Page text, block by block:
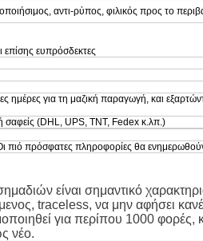
αντι-ρύπος, φιλικός προς το
επίσης ευπρόσδεκτες
ημέρες για τη μαζική παραγωγή, και
σαφείς (DHL, UPS, TNT, Fedex κ.λπ.)
πρόσφατες πληροφορίες θα
είναι σημαντικό
traceless, να μην αφήσει
για περίπου 1000 φορές,
νέο.